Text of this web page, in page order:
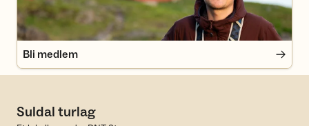
Bli medlem
Suldal turlag